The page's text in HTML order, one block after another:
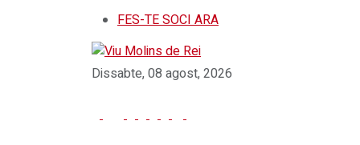
FES-TE SOCI ARA
Dissabte, 08 agost, 2026